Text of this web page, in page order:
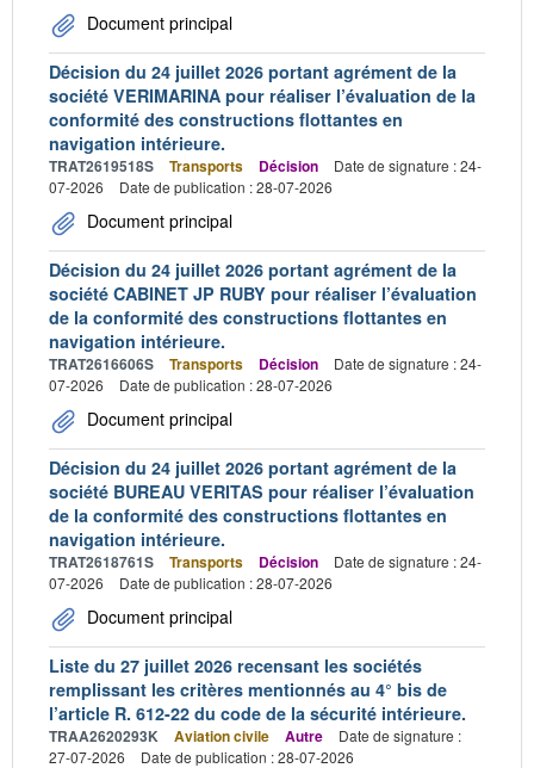
Document principal
Décision du 24 juillet 2026 portant agrément de la
société VERIMARINA pour réaliser l’évaluation de la
conformité des constructions flottantes en
navigation intérieure.
TRAT2619518S Transports Décision
Date de signature : 24-
07-2026
Date de publication : 28-07-2026
Document principal
Décision du 24 juillet 2026 portant agrément de la
société CABINET JP RUBY pour réaliser l’évaluation
de la conformité des constructions flottantes en
navigation intérieure.
TRAT2616606S Transports Décision
Date de signature : 24-
07-2026
Date de publication : 28-07-2026
Document principal
Décision du 24 juillet 2026 portant agrément de la
société BUREAU VERITAS pour réaliser l’évaluation
de la conformité des constructions flottantes en
navigation intérieure.
TRAT2618761S Transports Décision
Date de signature : 24-
07-2026
Date de publication : 28-07-2026
Document principal
Liste du 27 juillet 2026 recensant les sociétés
remplissant les critères mentionnés au 4° bis de
l’article R. 612-22 du code de la sécurité intérieure.
TRAA2620293K Aviation civile Autre
Date de signature :
27-07-2026
Date de publication : 28-07-2026